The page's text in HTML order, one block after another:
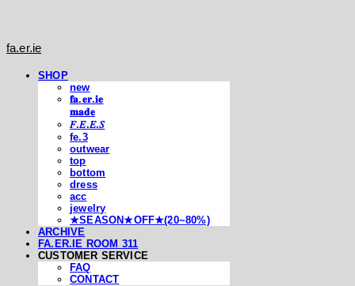
fa.er.ie
SHOP
new
𝐟𝐚.𝐞𝐫.𝐢𝐞
𝐦𝐚𝐝𝐞
𝐹.𝐸.𝐸.𝑆
fe.3
outwear
top
bottom
dress
acc
jewelry
★SEASON★OFF★(20~80%)
ARCHIVE
FA.ER.IE ROOM 311
CUSTOMER SERVICE
FAQ
CONTACT